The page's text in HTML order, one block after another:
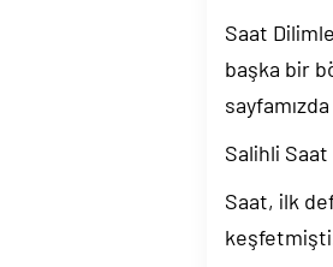
Saat
başka bir
sayfamızda
Salihli Saat
Saat, ilk